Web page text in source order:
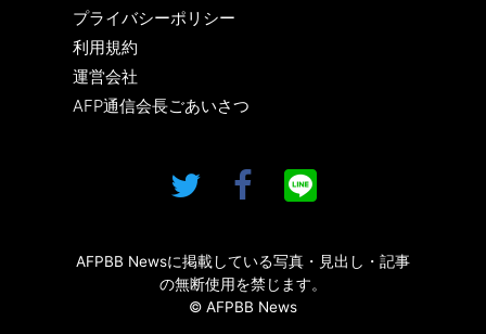
プライバシーポリシー
利用規約
運営会社
AFP通信会長ごあいさつ
AFPBB Newsに掲載している写真・見出し・記事
の無断使用を禁じます。
© AFPBB News